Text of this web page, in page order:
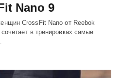
Nano 9
CrossFit Nano от Reebok
в тренировках самые